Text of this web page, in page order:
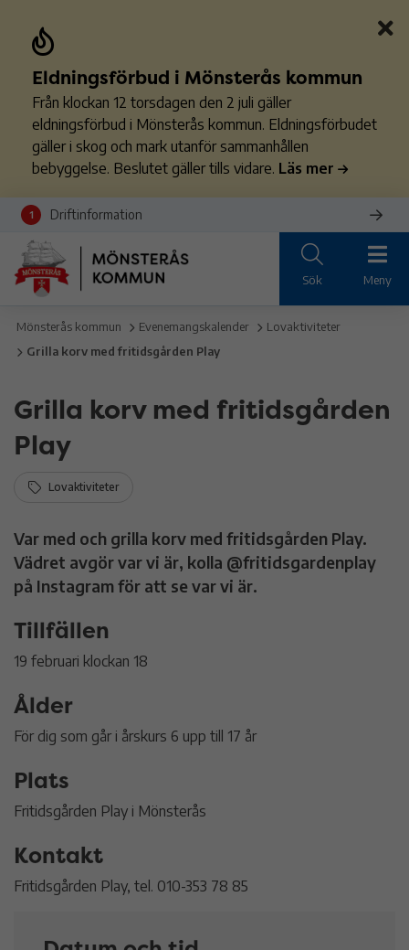
Eldningsförbud i Mönsterås kommun
Från klockan 12 torsdagen den 2 juli gäller
eldningsförbud i Mönsterås kommun. Eldningsförbudet
gäller i skog och mark utanför sammanhållen
bebyggelse. Beslutet gäller tills vidare. Läs mer
1 Driftinformation
Sök Meny
Mönsterås kommun Evenemangskalender
Lovaktiviteter
Grilla korv med fritidsgården Play
Grilla korv med fritidsgården
Play
Lovaktiviteter
Var med och grilla korv med fritidsgården Play.
Vädret avgör var vi är, kolla @fritidsgardenplay
på Instagram för att se var vi är.
Tillfällen
19 februari klockan 18
Ålder
För dig som går i årskurs 6 upp till 17 år
Plats
Fritidsgården Play i Mönsterås
Kontakt
Fritidsgården Play, tel. 010-353 78 85